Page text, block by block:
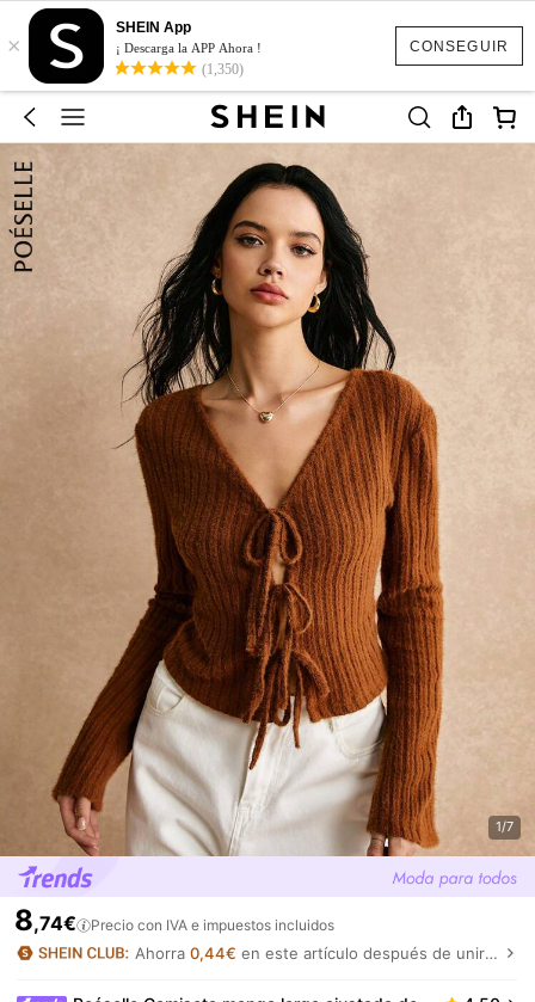
CONSEGUIR
×
SHEIN App
¡ Descarga la APP Ahora !
(1,350)
1/7
8,74€ Precio con IVA e impuestos incluidos
Ahorra 0,44€ en este artículo después de unirte.